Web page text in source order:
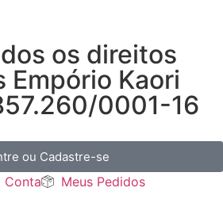
os direitos
Empório Kaori
0001-16
ou Cadastre-se
Conta Meus Pedidos